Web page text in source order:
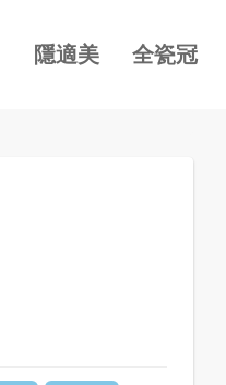
隱適美 全瓷冠